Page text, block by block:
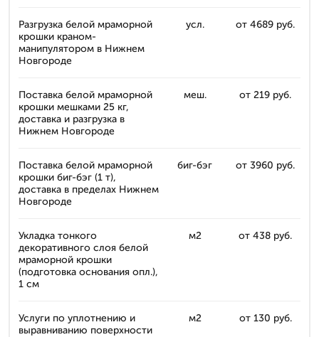
Разгрузка белой мраморной
крошки краном-
манипулятором в Нижнем
Новгороде
усл. от 4689 руб.
Поставка белой мраморной
крошки мешками 25 кг,
доставка и разгрузка в
Нижнем Новгороде
меш. от 219 руб.
Поставка белой мраморной
крошки биг-бэг (1 т),
доставка в пределах Нижнем
Новгороде
биг-бэг от 3960 руб.
Укладка тонкого
декоративного слоя белой
мраморной крошки
(подготовка основания опл.),
1 см
м2 от 438 руб.
Услуги по уплотнению и
выравниванию поверхности
м2 от 130 руб.